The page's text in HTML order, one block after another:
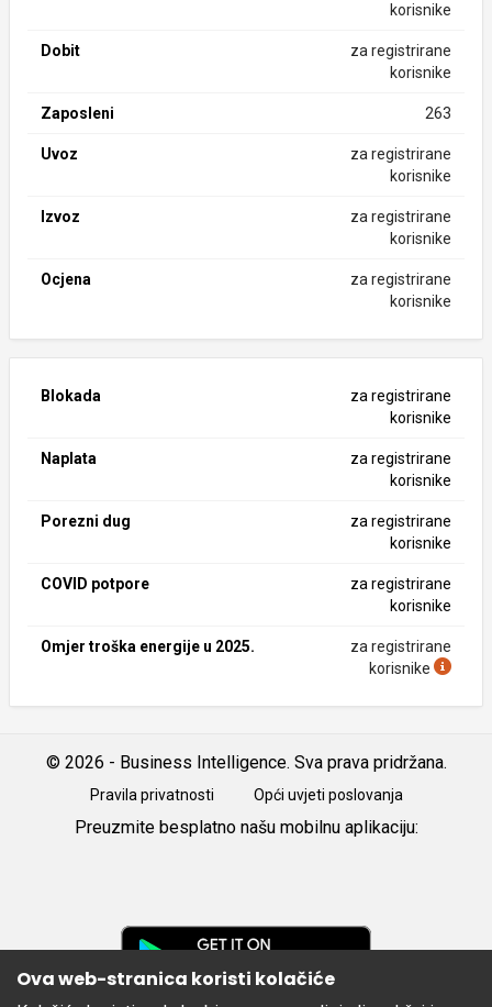
korisnike
Dobit
za registrirane
korisnike
Zaposleni 263
Uvoz
za registrirane
korisnike
Izvoz
za registrirane
korisnike
Ocjena
za registrirane
korisnike
Blokada
za registrirane
korisnike
Naplata
za registrirane
korisnike
Porezni dug
za registrirane
korisnike
COVID potpore
za registrirane
korisnike
Omjer troška energije u 2025.
za registrirane
korisnike
© 2026 - Business Intelligence. Sva prava pridržana.
Pravila privatnosti Opći uvjeti poslovanja
Preuzmite besplatno našu mobilnu aplikaciju:
Ova web-stranica koristi kolačiće